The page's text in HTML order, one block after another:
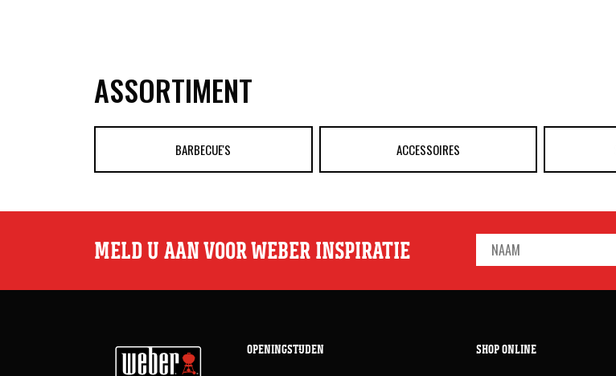
ASSORTIMENT
BARBECUE'S ACCESSOIRES
MELD U AAN VOOR WEBER INSPIRATIE
OPENINGSTIJDEN SHOP ONLINE